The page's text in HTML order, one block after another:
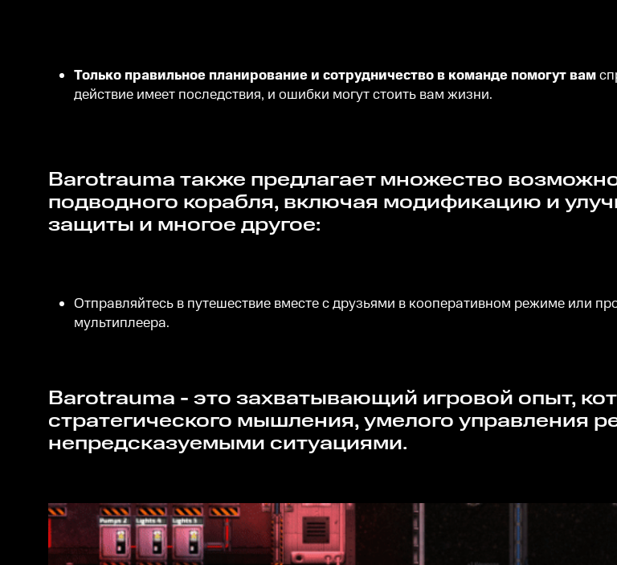
Только правильное планирование и сотрудничество в команде помогут вам
действие имеет последствия, и ошибки могут стоить вам жизни.
Barotrauma также предлагает множество возможностей для кастомизации вашего
подводного корабля, включая модификацию и
защиты и многое другое:
Отправляйтесь в путешествие вместе с друзьями в кооперативном режиме или
мультиплеера.
Barotrauma - это захватывающий игровой опыт, который потребует от вас
стратегического мышления, умелого управления
непредсказуемыми ситуациями.